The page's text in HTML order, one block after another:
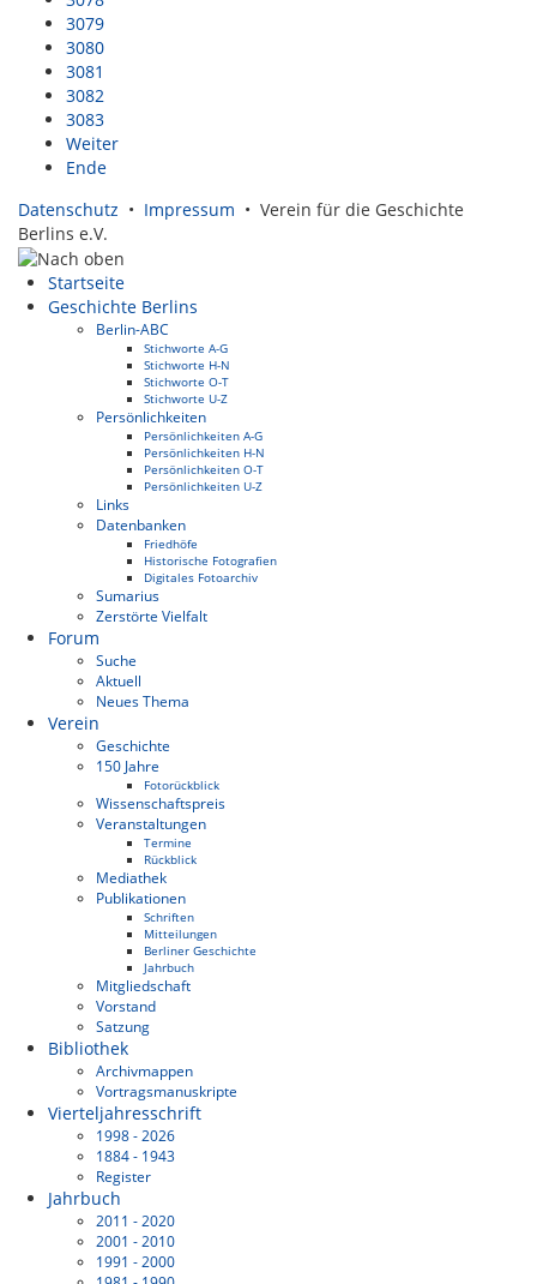
3079
3080
3081
3082
3083
Weiter
Ende
Datenschutz • Impressum • Verein für die Geschichte
Berlins e.V.
Startseite
Geschichte Berlins
Berlin-ABC
Stichworte A-G
Stichworte H-N
Stichworte O-T
Stichworte U-Z
Persönlichkeiten
Persönlichkeiten A-G
Persönlichkeiten H-N
Persönlichkeiten O-T
Persönlichkeiten U-Z
Links
Datenbanken
Friedhöfe
Historische Fotografien
Digitales Fotoarchiv
Sumarius
Zerstörte Vielfalt
Forum
Suche
Aktuell
Neues Thema
Verein
Geschichte
150 Jahre
Fotorückblick
Wissenschaftspreis
Veranstaltungen
Termine
Rückblick
Mediathek
Publikationen
Schriften
Mitteilungen
Berliner Geschichte
Jahrbuch
Mitgliedschaft
Vorstand
Satzung
Bibliothek
Archivmappen
Vortragsmanuskripte
Vierteljahresschrift
1998 - 2026
1884 - 1943
Register
Jahrbuch
2011 - 2020
2001 - 2010
1991 - 2000